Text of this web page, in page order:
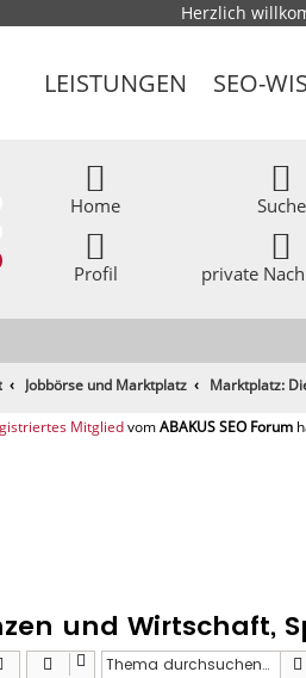
Herzlich
LEISTUNGEN SEO-
Home
Profil
Suche
private
Jobbörse und Marktplatz Marktplatz:
Mitglied
und Wirtschaft,